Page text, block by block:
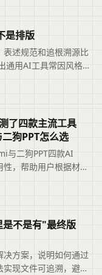
是排版
表述规范和追根溯源比
通用AI工具常因风格
能力，帮助从大纲直
主题与主要内容。
了四款主流工具
狗PPT怎么选
与二狗PPT四款AI
，帮助用户根据材料
文整理，概括页面
完整原文。
不是有"最终版
决方案，说明如何通过
现文件可追溯，避免